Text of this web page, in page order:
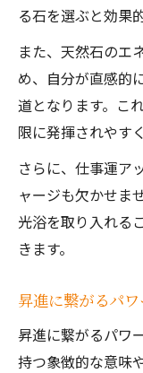
る石を選ぶと効果
また、天然石のエ
め、自分が直感的
道となります。こ
限に発揮されやす
さらに、仕事運ア
ャージも欠かせま
光浴を取り入れる
きます。
昇進に繋がるパ
昇進に繋がるパワ
持つ象徴的な意味